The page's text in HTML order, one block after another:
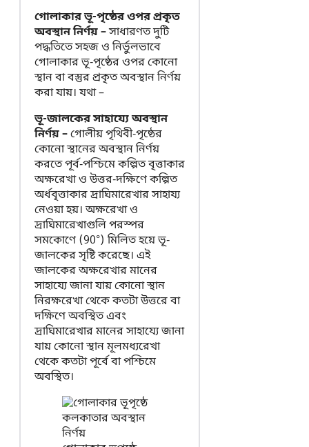
গোলাকার ভূ-পৃষ্ঠের ওপর প্রকৃত
অবস্থান নির্ণয় –সাধারণত দুটি
পদ্ধতিতে সহজ ও নির্ভুলভাবে
গোলাকার ভূ-পৃষ্ঠের ওপর কোনো
স্থান বা বস্তুর প্রকৃত অবস্থান নির্ণয়
করা যায়। যথা –
ভূ-জালকের সাহায্যে অবস্থান
নির্ণয় –গোলীয় পৃথিবী-পৃষ্ঠের
কোনো স্থানের অবস্থান নির্ণয়
করতে পূর্ব-পশ্চিমে কল্পিত বৃত্তাকার
অক্ষরেখা ও উত্তর-দক্ষিণে কল্পিত
অর্ধবৃত্তাকার দ্রাঘিমারেখার সাহায্য
নেওয়া হয়। অক্ষরেখা ও
দ্রাঘিমারেখাগুলি পরস্পর
সমকোণে (90°) মিলিত হয়ে ভূ-
জালকের সৃষ্টি করেছে। এই
জালকের অক্ষরেখার মানের
সাহায্যে জানা যায় কোনো স্থান
নিরক্ষরেখা থেকে কতটা উত্তরে বা
দক্ষিণে অবস্থিত এবং
দ্রাঘিমারেখার মানের সাহায্যে জানা
যায় কোনো স্থান মূলমধ্যরেখা
থেকে কতটা পূর্বে বা পশ্চিমে
অবস্থিত।